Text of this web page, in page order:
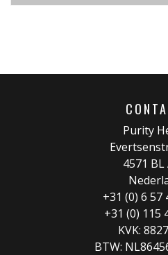
€ 35,70.
€ 31,95.
Purity
4571 BL
+31 (0) 6 57
+31 (0) 115
KVK:
BTW: